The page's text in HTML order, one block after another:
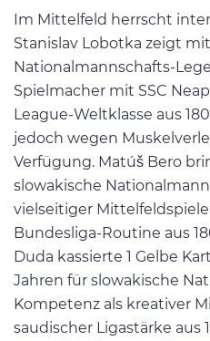
Im Mittelfeld herrscht
Stanislav Lobotka zeigt
Nationalmannschafts-
Spielmacher mit SSC
League-Weltklasse aus
jedoch wegen
Verfügung. Matúš Bero
slowakische
vielseitiger
Bundesliga-Routine aus
Duda kassierte 1 Gelbe
Jahren für slowakische
Kompetenz als kreativer
saudischer Ligastärke aus